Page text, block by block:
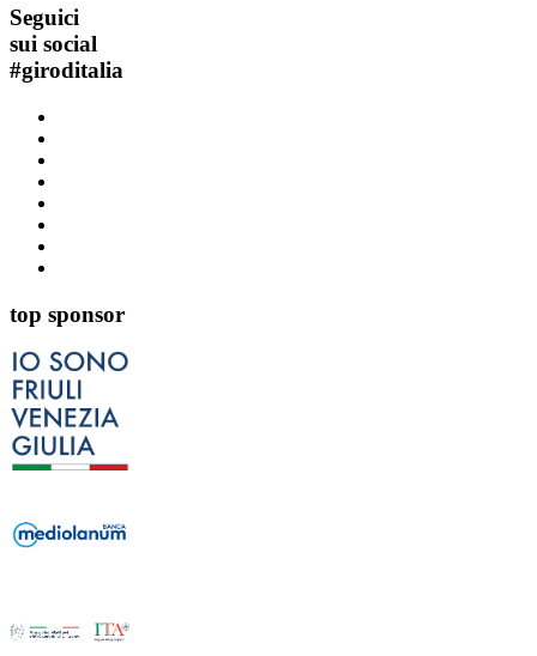
Seguici
sui social
#giroditalia
top sponsor